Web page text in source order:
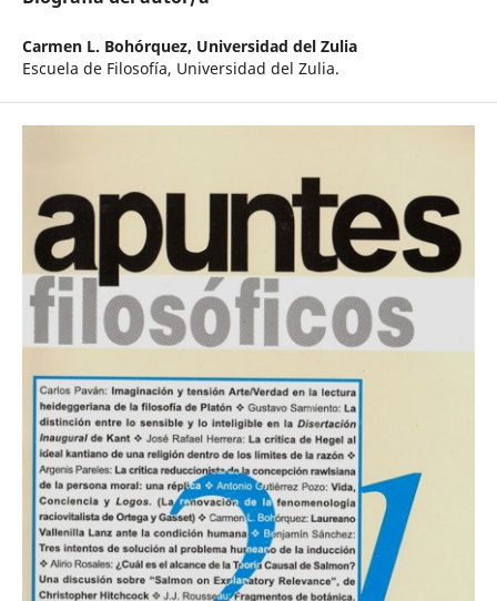
Carmen L. Bohórquez, Universidad del Zulia
Escuela de Filosofía, Universidad del Zulia.